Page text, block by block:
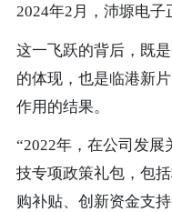
2024年2月，沛塬电
这一飞跃的背后，既
的体现，也是临港新
作用的结果。
“2022年，在公司发
技专项政策礼包，包
购补贴、创新资金支